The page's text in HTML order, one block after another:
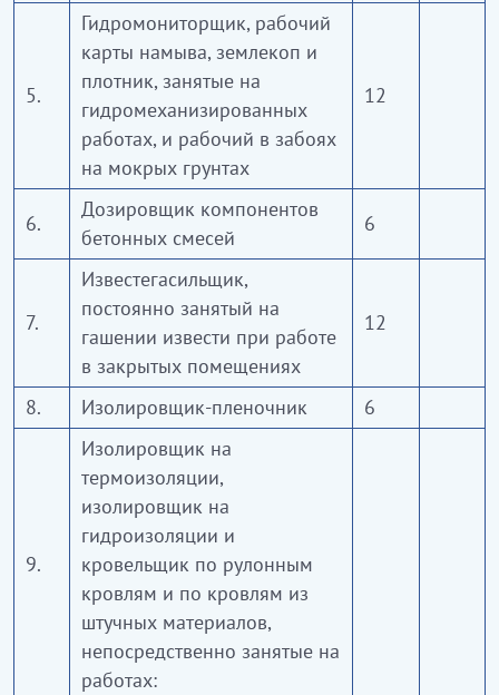
5.
Гидромониторщик, рабочий
карты намыва, землекоп и
плотник, занятые на
гидромеханизированных
работах, и рабочий в забоях
на мокрых грунтах
12
6.
Дозировщик компонентов
бетонных смесей
6
7.
Известегасильщик,
постоянно занятый на
гашении извести при работе
в закрытых помещениях
12
8. Изолировщик-пленочник 6
9.
Изолировщик на
термоизоляции,
изолировщик на
гидроизоляции и
кровельщик по рулонным
кровлям и по кровлям из
штучных материалов,
непосредственно занятые на
работах: